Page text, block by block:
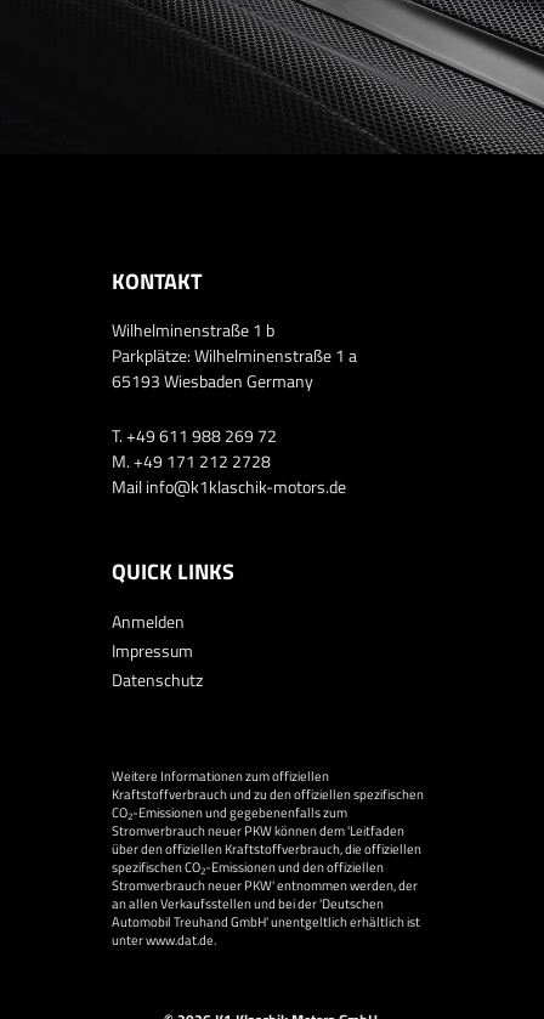
KONTAKT
Wilhelminenstraße 1 b
Parkplätze: Wilhelminenstraße 1 a
65193 Wiesbaden Germany
T. +49 611 988 269 72
M. +49 171 212 2728
Mailinfo@k1klaschik-motors.de
QUICK LINKS
Anmelden
Impressum
Datenschutz
Weitere Informationen zum offiziellen
Kraftstoffverbrauch und zu den offiziellen spezifischen
CO2-Emissionen und gegebenenfalls zum
Stromverbrauch neuer PKW können dem 'Leitfaden
über den offiziellen Kraftstoffverbrauch, die offiziellen
spezifischen CO2-Emissionen und den offiziellen
Stromverbrauch neuer PKW' entnommen werden, der
an allen Verkaufsstellen und bei der 'Deutschen
Automobil Treuhand GmbH' unentgeltlich erhältlich ist
unter www.dat.de.